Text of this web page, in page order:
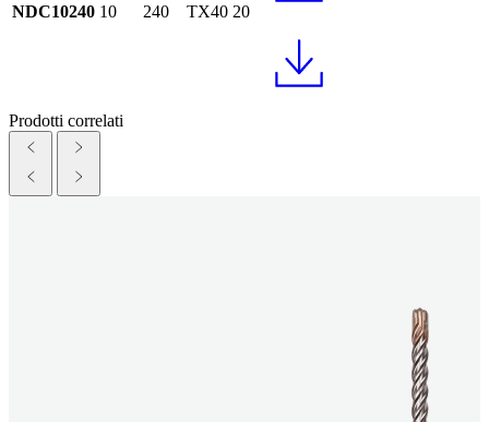
NDC10240 10 240 TX40 20
Prodotti correlati